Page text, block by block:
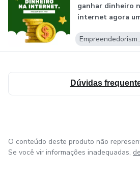
ganhar dinheiro
internet agora
Dúvidas
O conteúdo deste produto não
Se você vir informações inadequadas,